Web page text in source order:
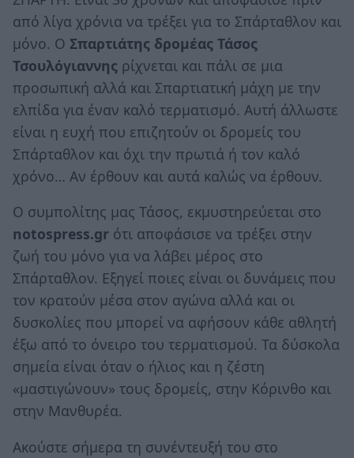
από λίγα χρόνια να τρέξει για το Σπάρταθλον και
μόνο. Ο Σπαρτιάτης δρομέας Τάσος
Τσουλόγιαννης ρίχνεται και πάλι σε μια
προσωπική αλλά και Σπαρτιατική μάχη με την
ελπίδα για έναν καλό τερματισμό. Αυτή άλλωστε
είναι η ευχή που επιζητούν οι δρομείς του
Σπάρταθλον και όχι την πρωτιά ή τον καλό
χρόνο… Αν έρθουν και αυτά καλώς να έρθουν.
Ο συμπολίτης μας Τάσος, εκμυστηρεύεται στο
notospress.gr ότι αποφάσισε να τρέξει στην
ζωή του μόνο για να λάβει μέρος στο
Σπάρταθλον. Εξηγεί ποιες είναι οι δυνάμεις που
τον κρατούν μέσα στον αγώνα αλλά και οι
δυσκολίες που μπορεί να αφήσουν κάθε αθλητή
έξω από το όνειρο του τερματισμού. Τα δύσκολα
σημεία είναι όταν ο ήλιος και η ζέστη
«μαστιγώνουν» τους δρομείς, στην Κόρινθο και
στην Μανθυρέα.
Ακούστε σήμερα τη συνέντευξή του στο